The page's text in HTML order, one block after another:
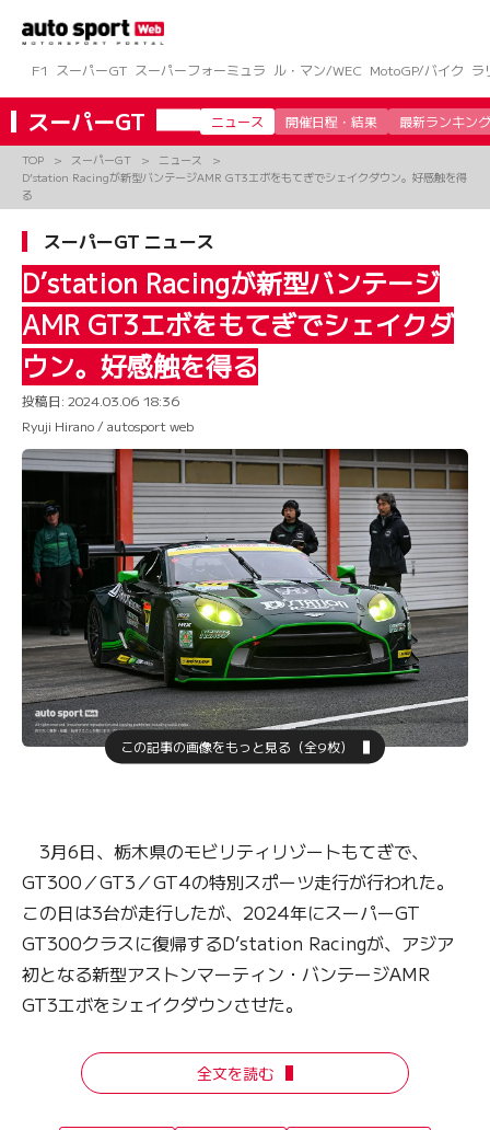
ツ
へ
ス
キ
F1 スーパーGT スーパーフォーミュラ ル・マン/WEC MotoGP/バイク ラ
スーパーGT ニュース 開催日程・結果 最新ランキング
TOP スーパーGT
ニュース
D’station Racingが新型バンテージAMR GT3エボをもてぎでシェイクダウン。好感触を得
る
スーパーGT ニュース
D’station Racingが新型バンテージ
AMR GT3エボをもてぎでシェイクダ
ウン。好感触を得る
投稿日: 2024.03.06 18:36
Ryuji Hirano / autosport web
この記事の画像をもっと見る（全9枚）
3月6日、栃木県のモビリティリゾートもてぎで、
GT300／GT3／GT4の特別スポーツ走行が行われた。
この日は3台が走行したが、2024年にスーパーGT
GT300クラスに復帰するD’station Racingが、アジア
初となる新型アストンマーティン・バンテージAMR
GT3エボをシェイクダウンさせた。
全文を読む